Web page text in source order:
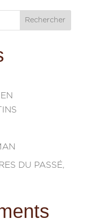
Rechercher
DU PASSÉ,